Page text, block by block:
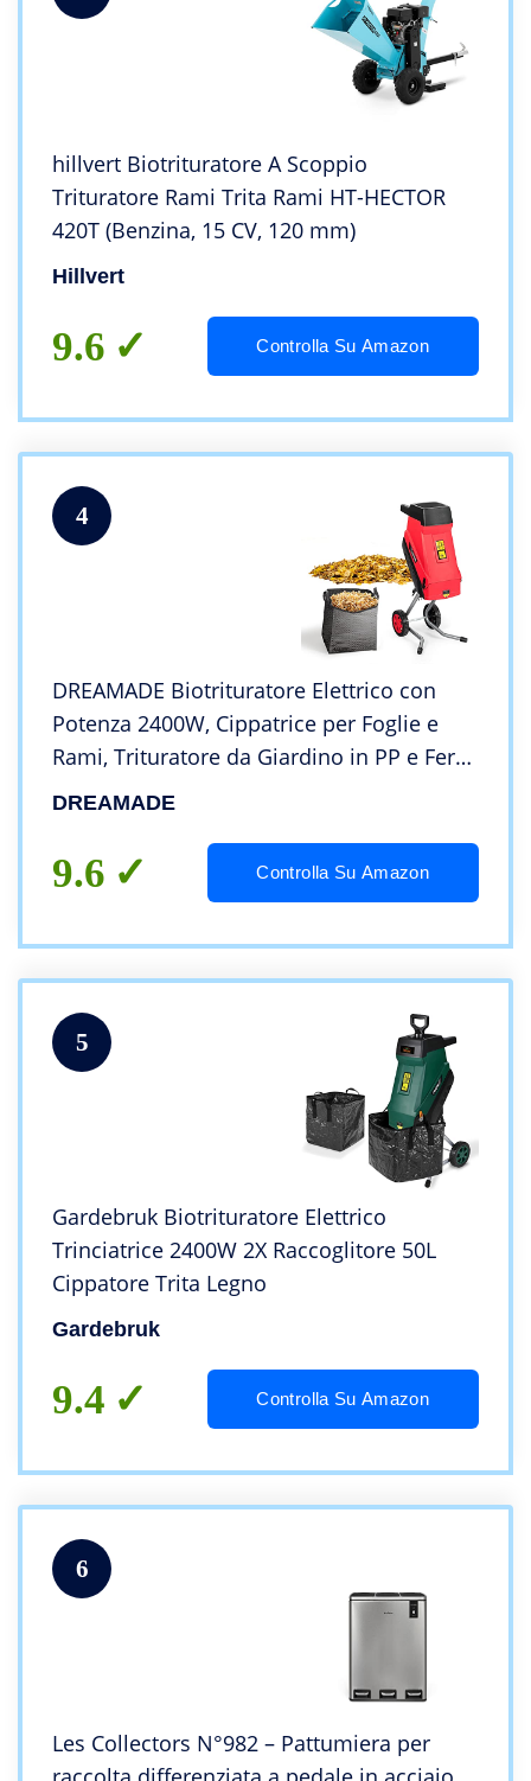
hillvert Biotrituratore A Scoppio
Trituratore Rami Trita Rami HT-HECTOR
420T (Benzina, 15 CV, 120 mm)
Hillvert
9.6 Controlla Su Amazon
4
DREAMADE Biotrituratore Elettrico con
Potenza 2400W, Cippatrice per Foglie e
Rami, Trituratore da Giardino in PP e Ferro
con Ruote, Motore Silenzioso e Borsa di
DREAMADE
9.6 Controlla Su Amazon
5
Gardebruk Biotrituratore Elettrico
Trinciatrice 2400W 2X Raccoglitore 50L
Cippatore Trita Legno
Gardebruk
9.4 Controlla Su Amazon
6
Les Collectors N°982 – Pattumiera per